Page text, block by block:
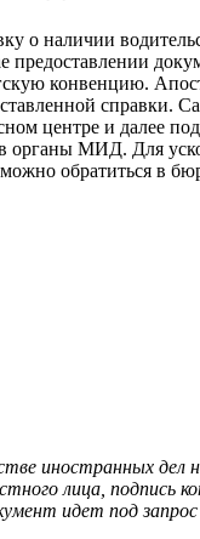
о наличии
предоставлении
конвенцию.
справки.
центре и далее
органы МИД. Для
обратиться в
иностранных дел
лица, подпись
идет под запрос